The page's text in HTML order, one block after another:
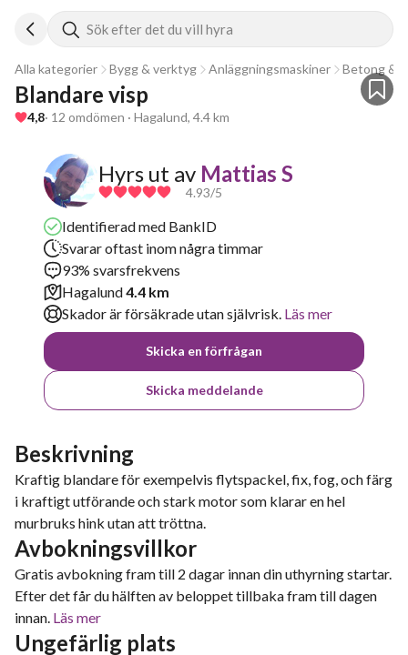
Sök efter det du vill hyra
Alla kategorier Bygg & verktyg Anläggningsmaskiner Betong &
Blandare visp
4,8· 12 omdömen · Hagalund, 4.4 km
Hyrs ut av Mattias S
4.93/5
Identifierad med BankID
Svarar oftast inom några timmar
93% svarsfrekvens
Hagalund4.4 km
Skador är försäkrade utan självrisk. Läs mer
Skicka en förfrågan
Skicka meddelande
Beskrivning
Kraftig blandare för exempelvis flytspackel, fix, fog, och färg
i kraftigt utförande och stark motor som klarar en hel
murbruks hink utan att tröttna.
Avbokningsvillkor
Gratis avbokning fram till 2 dagar innan din uthyrning startar.
Efter det får du hälften av beloppet tillbaka fram till dagen
innan. Läs mer
Ungefärlig plats